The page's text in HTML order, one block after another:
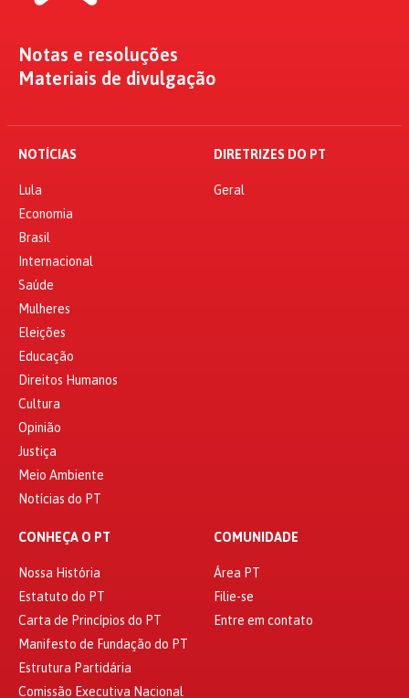
Notas e resoluções
Materiais de divulgação
NOTÍCIAS
Lula
Economia
Brasil
Internacional
Saúde
Mulheres
Eleições
Educação
Direitos Humanos
Cultura
Opinião
Justiça
Meio Ambiente
Notícias do PT
DIRETRIZES DO PT
Geral
CONHEÇA O PT
Nossa História
Estatuto do PT
Carta de Princípios do PT
Manifesto de Fundação do PT
Estrutura Partidária
Comissão Executiva Nacional
COMUNIDADE
Área PT
Filie-se
Entre em contato